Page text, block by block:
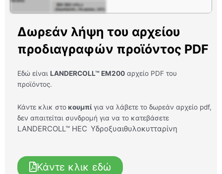
Δωρεάν λήψη του αρχείου
προδιαγραφών προϊόντος PDF
Εδώ είναι LANDERCOLL™ EM200 αρχείο PDF του
προϊόντος.
Κάντε κλικ στο κουμπίγια να λάβετε το δωρεάν αρχείο pdf,
δεν απαιτείται συνδρομή για να το κατεβάσετε
LANDERCOLL™ HEC Υδροξυαιθυλοκυτταρίνη
Κάντε κλικ εδώ